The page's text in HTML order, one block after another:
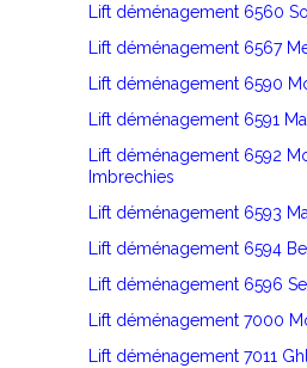
Lift déménagement 6560
Lift déménagement 6567
Lift déménagement 6590
Lift déménagement 6591
Lift déménagement 6592
Imbrechies
Lift déménagement 6593
Lift déménagement 6594
Lift déménagement 6596
Lift déménagement 7000
Lift déménagement 7011